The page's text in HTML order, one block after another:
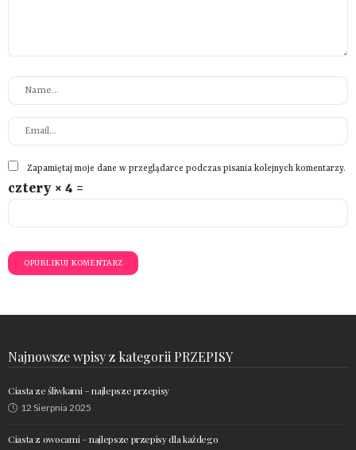
Zapamiętaj moje dane w przeglądarce podczas pisania kolejnych komentarzy.
cztery × 4 =
Najnowsze wpisy z kategorii PRZEPISY
Ciasta ze śliwkami – najlepsze przepisy
12 Sierpnia 2025
Ciasta z owocami – najlepsze przepisy dla każdego